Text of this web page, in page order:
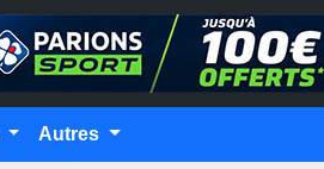
Autres